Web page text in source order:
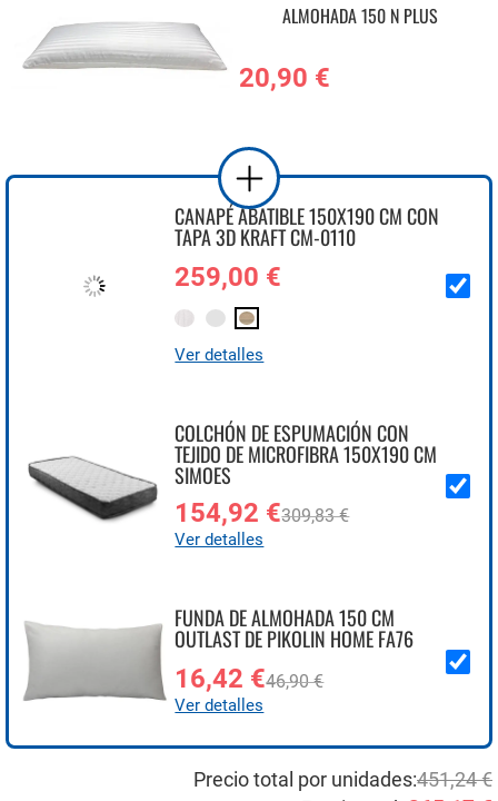
ALMOHADA 150 N PLUS
20,90 €
CANAPÉ ABATIBLE 150X190 CM CON
TAPA 3D KRAFT CM-0110
259,00 €
Ver detalles
COLCHÓN DE ESPUMACIÓN CON
TEJIDO DE MICROFIBRA 150X190 CM
SIMOES
154,92 €309,83 €
Ver detalles
FUNDA DE ALMOHADA 150 CM
OUTLAST DE PIKOLIN HOME FA76
16,42 €46,90 €
Ver detalles
Precio total por unidades:451,24 €